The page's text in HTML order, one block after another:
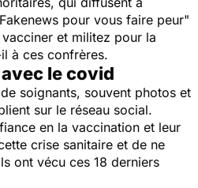
pour vous faire peur"
et militez pour la
à ces confrères.
avec le covid
soignants, souvent photos et
sur le réseau social.
en la vaccination et leur
crise sanitaire et de ne
ont vécu ces 18 derniers